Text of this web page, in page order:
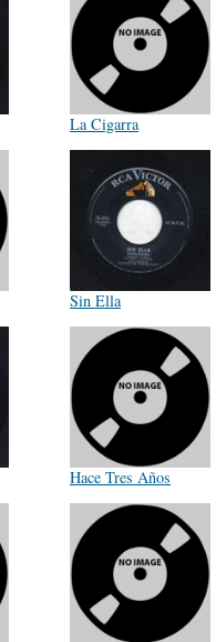
La Cigarra
Sin Ella
Hace Tres Años